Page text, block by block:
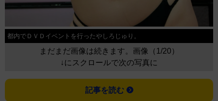
都内でＤＶＤイベントを行ったやしろじゅり。
まだまだ画像は続きます。画像（1/20）
↓にスクロールで次の写真に
記事を読む